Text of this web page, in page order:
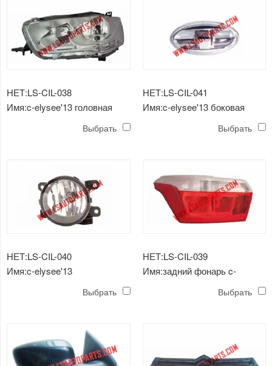
НЕТ:LS-CIL-038
Имя:c-elysee'13 головная
Выбрать
НЕТ:LS-CIL-041
Имя:c-elysee'13 боковая
Выбрать
НЕТ:LS-CIL-040
Имя:c-elysee'13
Выбрать
НЕТ:LS-CIL-039
Имя:задний фонарь c-
Выбрать